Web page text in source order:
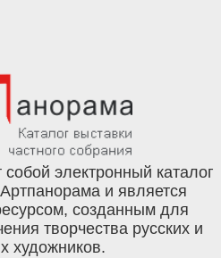
электронный каталог
и является
созданным для
творчества русских и
художников.